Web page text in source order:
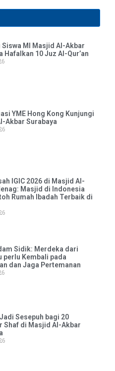
MI Masjid Al-Akbar
Hafalkan 10 Juz Al-Qur’an
YME Hong Kong Kunjungi
Akbar Surabaya
IGIC 2026 di Masjid Al-
Masjid di Indonesia
Rumah Ibadah Terbaik di
Sidik: Merdeka dari
perlu Kembali pada
dan Jaga Pertemanan
Sesepuh bagi 20
Shaf di Masjid Al-Akbar